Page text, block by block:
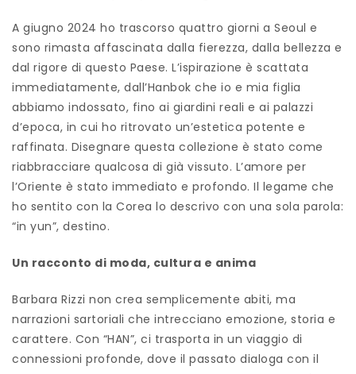
A giugno 2024 ho trascorso quattro giorni a Seoul e
sono rimasta affascinata dalla fierezza, dalla bellezza e
dal rigore di questo Paese. L’ispirazione è scattata
immediatamente, dall’Hanbok che io e mia figlia
abbiamo indossato, fino ai giardini reali e ai palazzi
d’epoca, in cui ho ritrovato un’estetica potente e
raffinata. Disegnare questa collezione è stato come
riabbracciare qualcosa di già vissuto. L’amore per
l’Oriente è stato immediato e profondo. Il legame che
ho sentito con la Corea lo descrivo con una sola parola:
“in yun”, destino.
Un racconto di moda, cultura e anima
Barbara Rizzi non crea semplicemente abiti, ma
narrazioni sartoriali che intrecciano emozione, storia e
carattere. Con “HAN”, ci trasporta in un viaggio di
connessioni profonde, dove il passato dialoga con il